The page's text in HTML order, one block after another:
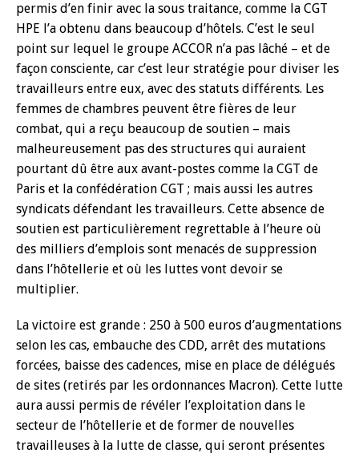
permis d’en finir avec la sous traitance, comme la CGT
HPE l’a obtenu dans beaucoup d’hôtels. C’est le seul
point sur lequel le groupe ACCOR n’a pas lâché – et de
façon consciente, car c’est leur stratégie pour diviser les
travailleurs entre eux, avec des statuts différents. Les
femmes de chambres peuvent être fières de leur
combat, qui a reçu beaucoup de soutien – mais
malheureusement pas des structures qui auraient
pourtant dû être aux avant-postes comme la CGT de
Paris et la confédération CGT ; mais aussi les autres
syndicats défendant les travailleurs. Cette absence de
soutien est particulièrement regrettable à l’heure où
des milliers d’emplois sont menacés de suppression
dans l’hôtellerie et où les luttes vont devoir se
multiplier.
La victoire est grande : 250 à 500 euros d’augmentations
selon les cas, embauche des CDD, arrêt des mutations
forcées, baisse des cadences, mise en place de délégués
de sites (retirés par les ordonnances Macron). Cette lutte
aura aussi permis de révéler l’exploitation dans le
secteur de l’hôtellerie et de former de nouvelles
travailleuses à la lutte de classe, qui seront présentes